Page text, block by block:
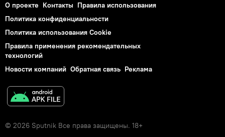
О проекте Контакты Правила использования
Политика конфиденциальности
Политика использования Cookie
Правила применения рекомендательных
технологий
Новости компаний Обратная связь Реклама
© 2026 Sputnik Все права защищены. 18+